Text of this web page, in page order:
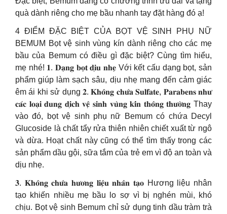
quà dành riêng cho mẹ bầu nhanh tay đặt hàng đó ạ!
4 ĐIỂM ĐẶC BIỆT CỦA BỌT VỆ SINH PHỤ NỮ
BEMUM Bọt vệ sinh vùng kín dành riêng cho các mẹ
bầu của Bemum có điều gì đặc biệt? Cùng tìm hiểu,
mẹ nhé! 𝟏. 𝐃𝐚̣𝐧𝐠 𝐛𝐨̣𝐭 𝐝𝐢̣𝐮 𝐧𝐡𝐞̣ Với kết cấu dạng bọt, sản
phẩm giúp làm sạch sâu, dịu nhẹ mang đến cảm giác
êm ái khi sử dụng 𝟐. 𝐊𝐡𝐨̂𝐧𝐠 𝐜𝐡𝐮̛́𝐚 𝐒𝐮𝐥𝐟𝐚𝐭𝐞, 𝐏𝐚𝐫𝐚𝐛𝐞𝐧𝐬 𝐧𝐡𝐮̛
𝐜𝐚́𝐜 𝐥𝐨𝐚̣𝐢 𝐝𝐮𝐧𝐠 𝐝𝐢̣𝐜𝐡 𝐯𝐞̣̂ 𝐬𝐢𝐧𝐡 𝐯𝐮̀𝐧𝐠 𝐤𝐢́𝐧 𝐭𝐡𝐨̂𝐧𝐠 𝐭𝐡𝐮̛𝐨̛̀𝐧𝐠 Thay
vào đó, bọt vệ sinh phụ nữ Bemum có chứa Decyl
Glucoside là chất tẩy rửa thiên nhiên chiết xuất từ ngô
và dừa. Hoạt chất này cũng có thể tìm thấy trong các
sản phẩm dầu gội, sữa tắm của trẻ em vì độ an toàn và
dịu nhẹ.
𝟑. 𝐊𝐡𝐨̂𝐧𝐠 𝐜𝐡𝐮̛́𝐚 𝐡𝐮̛𝐨̛𝐧𝐠 𝐥𝐢𝐞̣̂𝐮 𝐧𝐡𝐚̂𝐧 𝐭𝐚̣𝐨 Hương liệu nhân
tạo khiến nhiều mẹ bầu lo sợ vì bị nghén mùi, khó
chịu. Bọt vệ sinh Bemum chỉ sử dụng tinh dầu tràm trà